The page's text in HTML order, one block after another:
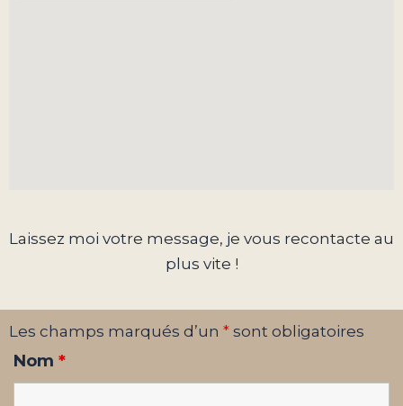
Laissez moi votre message, je vous recontacte au
plus vite !
Les champs marqués d’un * sont obligatoires
Nom *